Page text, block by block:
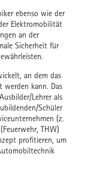
ebenso wie der
Elektromobilität
an der
Sicherheit für
an dem das
werden kann. Das
Lehrer als
Schüler
(z.
THW)
profitieren, um